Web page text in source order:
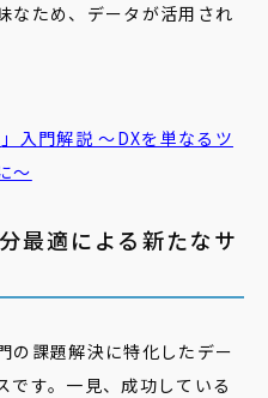
なため、データが活用され
」入門解説 ～DXを単なるツ
～
最適による新たなサ
の課題解決に特化したデー
です。一見、成功している